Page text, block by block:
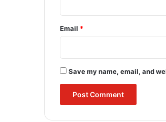
Email *
Save my name, email, and